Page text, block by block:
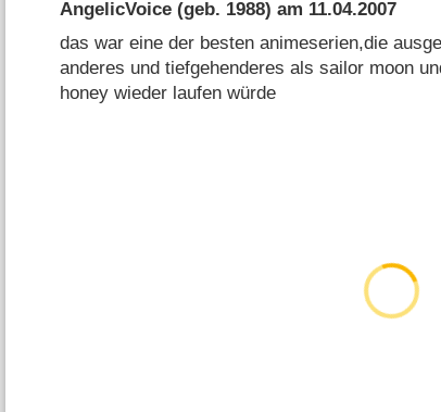
AngelicVoice(geb. 1988) am 11.04.2007
das war eine der besten animeserien,die
anderes und tiefgehenderes als sailor moon
honey wieder laufen würde